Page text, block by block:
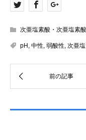
次亜塩素酸・次亜塩素
pH , 中性, 弱酸性, 次亜